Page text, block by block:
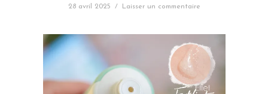
28 avril 2025 / Laisser un commentaire